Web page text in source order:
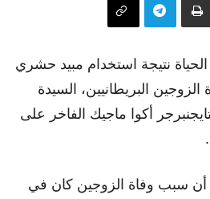
نتيجة استخدام مبيد حشري
البريطانيين، السيدة
عاما)، في فندق شتايجنبرجر أكوا ماجيك الفاخر على
أن سبب وفاة الزوجين كان في